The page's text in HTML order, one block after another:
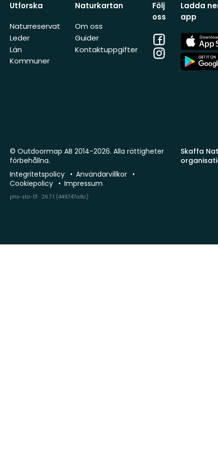
Utforska
Naturreservat
Leder
Län
Kommuner
Naturkartan
Om oss
Guider
Kontaktuppgifter
Följ
oss
Facebook
Instagram
Ladda
app
App
Store
App
Store
Skaffa
© Outdoormap AB 2014-2026. Alla rättigheter
förbehållna.
Integritetspolicy
Användarvillkor
Cookiepolicy
Impressum
phx-sto-01 · 26.7.1 (449747a8c)